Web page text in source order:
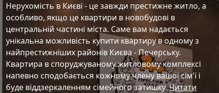
Нерухомість в Києві - це завжди престижне житло, а
особливо, якщо це квартири в новобудові в
центральній частині міста. Саме вам надається
унікальна можливість купити квартиру в одному з
найпрестижніших районів Києва - Печерську.
Квартира в споруджуваному житловому комплексі
напевно сподобається кожному члену вашої сім'ї і
буде віддзеркаленням сімейного затишку.Читати